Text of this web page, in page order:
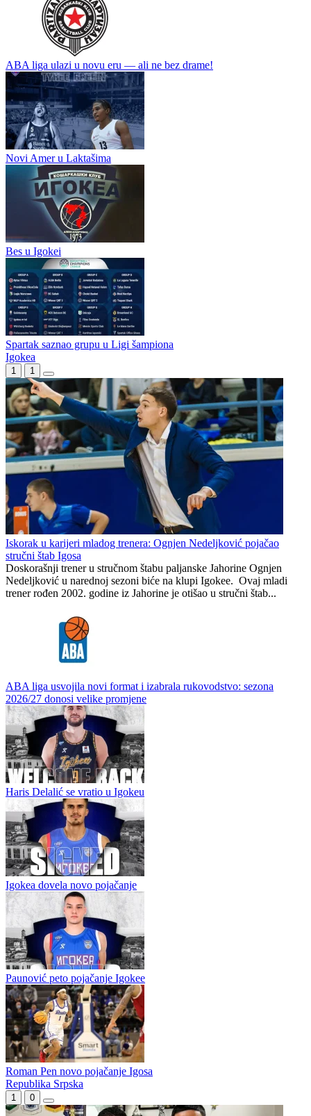
Igokea počela pripreme za novu sezonu
Igokea je danas počela sa pripremama za novu sezonu. „Ambicije
su nam veće nego ranijih sezona. Prvi i glavni cilj je iskorak u FIBA
Ligi šampiona, a naša je želja da se plasiramo u Top 16 i da...
Jedna ABA dvije grupe
ABA liga ulazi u novu eru — ali ne bez drame!
Novi Amer u Laktašima
Bes u Igokei
Spartak saznao grupu u Ligi šampiona
Igokea
1 1
Iskorak u karijeri mladog trenera: Ognjen Nedeljković pojačao
stručni štab Igosa
Doskorašnji trener u stručnom štabu paljanske Jahorine Ognjen
Nedeljković u narednoj sezoni biće na klupi Igokee. Ovaj mladi
trener rođen 2002. godine iz Jahorine je otišao u stručni štab...
ABA liga usvojila novi format i izabrala rukovodstvo: sezona
2026/27 donosi velike promjene
Haris Delalić se vratio u Igokeu
Igokea dovela novo pojačanje